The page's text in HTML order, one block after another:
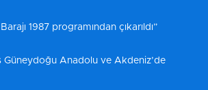
1987 programından çıkarıldı”
Güneydoğu Anadolu ve Akdeniz’de